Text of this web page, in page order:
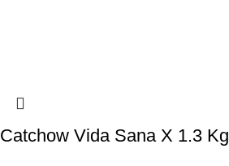
Catchow Vida Sana X 1.3 Kg